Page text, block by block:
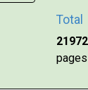
Total